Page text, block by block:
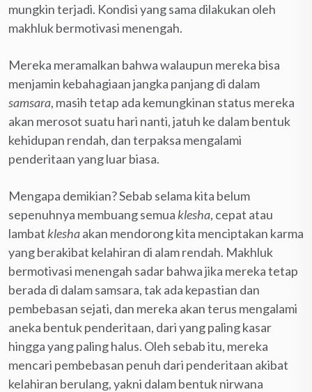
mungkin terjadi. Kondisi yang sama dilakukan oleh
makhluk bermotivasi menengah.
Mereka meramalkan bahwa walaupun mereka bisa
menjamin kebahagiaan jangka panjang di dalam
samsara, masih tetap ada kemungkinan status mereka
akan merosot suatu hari nanti, jatuh ke dalam bentuk
kehidupan rendah, dan terpaksa mengalami
penderitaan yang luar biasa.
Mengapa demikian? Sebab selama kita belum
sepenuhnya membuang semua klesha, cepat atau
lambat kleshaakan mendorong kita menciptakan karma
yang berakibat kelahiran di alam rendah. Makhluk
bermotivasi menengah sadar bahwa jika mereka tetap
berada di dalam samsara, tak ada kepastian dan
pembebasan sejati, dan mereka akan terus mengalami
aneka bentuk penderitaan, dari yang paling kasar
hingga yang paling halus. Oleh sebab itu, mereka
mencari pembebasan penuh dari penderitaan akibat
kelahiran berulang, yakni dalam bentuk nirwana